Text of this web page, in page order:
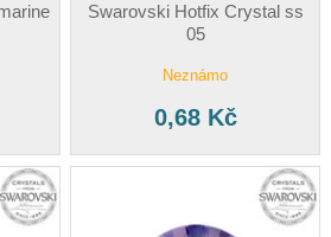
Swarovski Hotfix Crystal ss
05
Neznámo
0,68 Kč